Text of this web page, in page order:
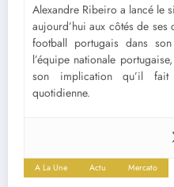
Alexandre Ribeiro a lancé le
aujourd’hui aux côtés de
football portugais dans
l’équipe nationale
son implication qu’il
quotidienne.
A La Une Actu Mercato